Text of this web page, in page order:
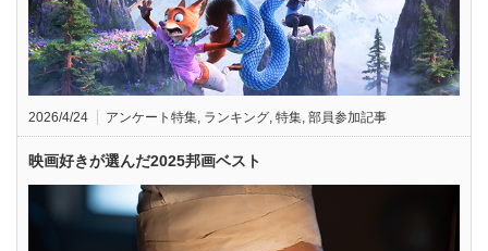
2026/4/24 アンケート特集, ランキング, 特集, 部員参加記事
映画好きが選んだ2025邦画ベスト